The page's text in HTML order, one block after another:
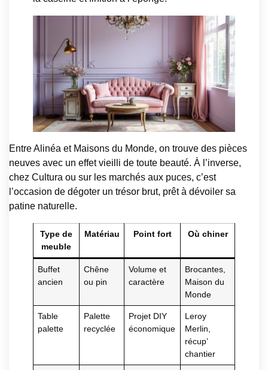
Entre Alinéa et Maisons du Monde, on trouve des pièces
neuves avec un effet vieilli de toute beauté. À l’inverse,
chez Cultura ou sur les marchés aux puces, c’est
l’occasion de dégoter un trésor brut, prêt à dévoiler sa
patine naturelle.
Type de
meuble
Matériau Point fort Où chiner
Buffet
ancien
Chêne
ou pin
Volume et
caractère
Brocantes,
Maison du
Monde
Table
palette
Palette
recyclée
Projet DIY
économique
Leroy
Merlin,
récup’
chantier